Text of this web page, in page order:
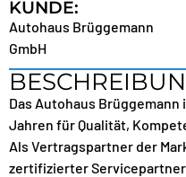
KUNDE:
Autohaus Brüggemann
GmbH
Das Autohaus
Jahren für Qualität,
Als Vertragspartner der
zertifizierter Servicepartner